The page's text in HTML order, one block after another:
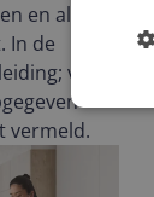
en altijd
In de
verdere
vermeld.